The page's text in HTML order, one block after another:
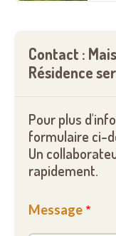
Contact :
Résidence
Pour plus
formulaire ci-
Un
rapidement.
Message